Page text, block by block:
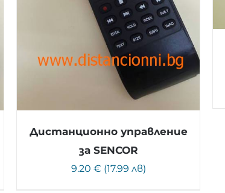
Дистанционно управление
за SENCOR
9.20 € (17.99 лв)